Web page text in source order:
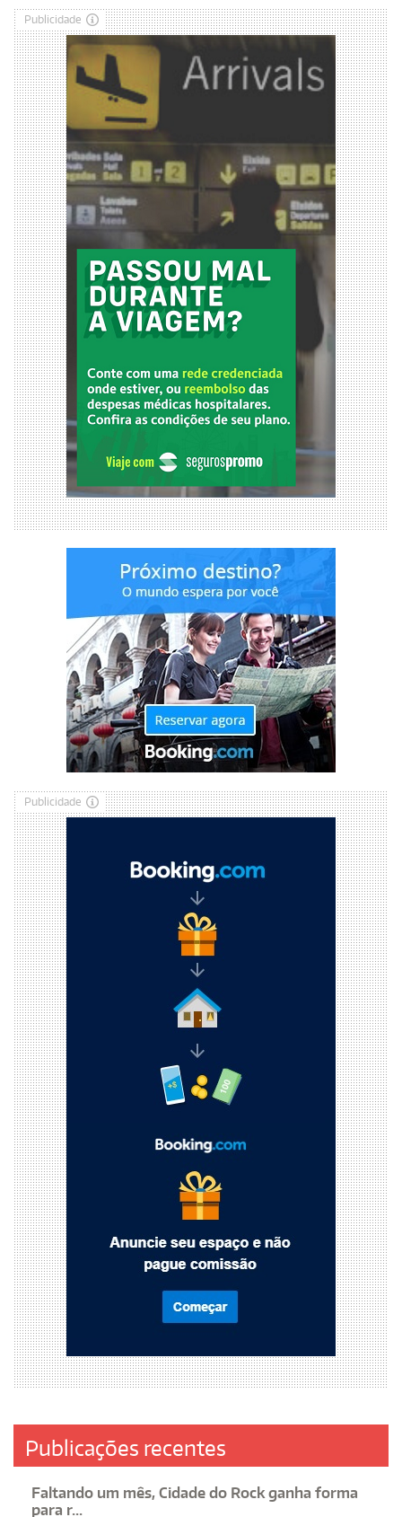
Publicidade
Publicidade
Publicações recentes
Faltando um mês, Cidade do Rock ganha forma
para r...